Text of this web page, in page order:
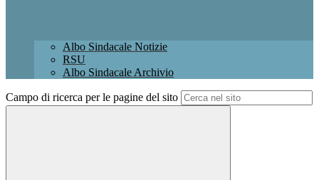
Albo Sindacale Notizie
RSU
Albo Sindacale Archivio
Campo di ricerca per le pagine del sito